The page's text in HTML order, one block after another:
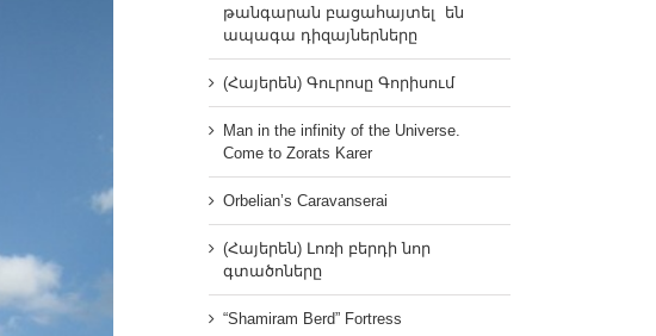
թանգարան բացահայտել են
ապագա դիզայներները
(Հայերեն) Գուրոսը Գորիսում
Man in the infinity of the Universe.
Come to Zorats Karer
Orbelian’s Caravanserai
(Հայերեն) Լոռի բերդի նոր
գտածոները
“Shamiram Berd” Fortress